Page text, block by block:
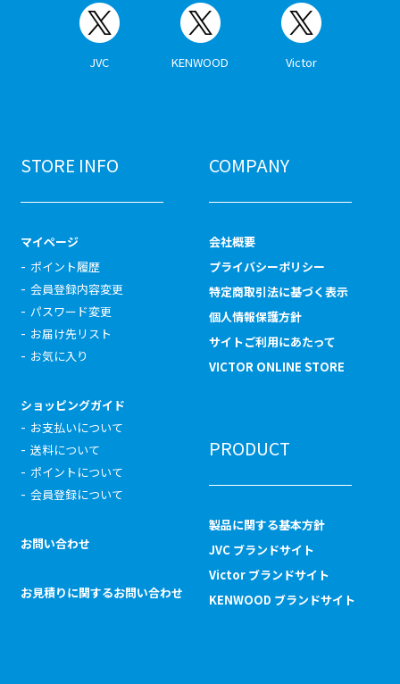
JVC KENWOOD Victor
STORE INFO
マイページ
ポイント履歴
会員登録内容変更
パスワード変更
お届け先リスト
お気に入り
ショッピングガイド
お支払いについて
送料について
ポイントについて
会員登録について
お問い合わせ
お見積りに関するお問い合わせ
COMPANY
会社概要
プライバシーポリシー
特定商取引法に基づく表示
個人情報保護方針
サイトご利用にあたって
VICTOR ONLINE STORE
PRODUCT
製品に関する基本方針
JVC ブランドサイト
Victor ブランドサイト
KENWOOD ブランドサイト